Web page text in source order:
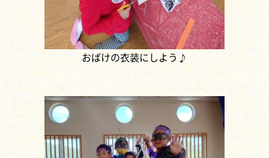
おばけの衣装にしよう♪